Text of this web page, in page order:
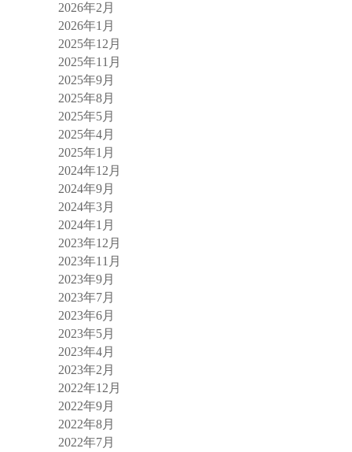
2026年2月
2026年1月
2025年12月
2025年11月
2025年9月
2025年8月
2025年5月
2025年4月
2025年1月
2024年12月
2024年9月
2024年3月
2024年1月
2023年12月
2023年11月
2023年9月
2023年7月
2023年6月
2023年5月
2023年4月
2023年2月
2022年12月
2022年9月
2022年8月
2022年7月